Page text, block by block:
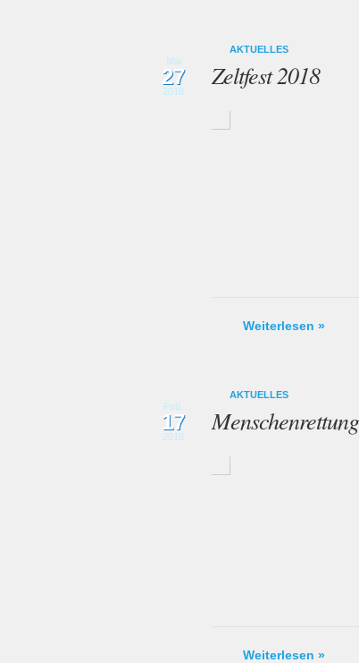
Mai
27
2018
AKTUELLES
Zeltfest 2018
Weiterlesen »
Feb.
17
2018
AKTUELLES
Weiterlesen »